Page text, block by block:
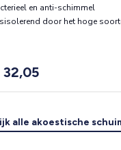
en anti-schimmel
door het hoge
alle akoestische